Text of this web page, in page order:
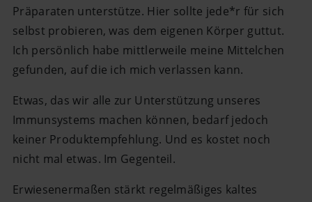
Präparaten unterstütze. Hier sollte jede*r für sich
selbst probieren, was dem eigenen Körper guttut.
Ich persönlich habe mittlerweile meine Mittelchen
gefunden, auf die ich mich verlassen kann.
Etwas, das wir alle zur Unterstützung unseres
Immunsystems machen können, bedarf jedoch
keiner Produktempfehlung. Und es kostet noch
nicht mal etwas. Im Gegenteil.
Erwiesenermaßen stärkt regelmäßiges kaltes